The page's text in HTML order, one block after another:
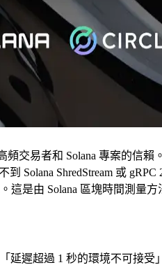
交易者和 Solana 專案的信
Solana ShredStream 或 gRPC
這是由 Solana 區塊時間測量
延遲超過 1 秒的環境不可接